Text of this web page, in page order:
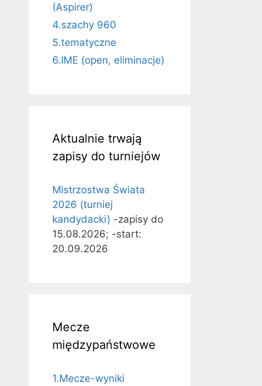
(Aspirer)
4.szachy 960
5.tematyczne
6.IME (open, eliminacje)
Aktualnie trwają
zapisy do turniejów
Mistrzostwa Świata
2026 (turniej
kandydacki) -zapisy do
15.08.2026; -start:
20.09.2026
Mecze
międzypaństwowe
1.Mecze-wyniki